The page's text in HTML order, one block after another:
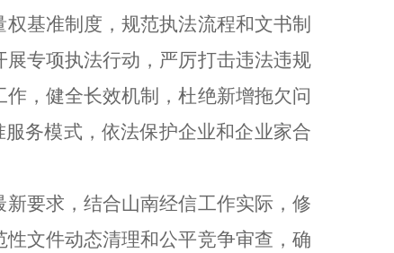
基准制度，规范执法流程和文书制
专项执法行动，严厉打击违法违规
，健全长效机制，杜绝新增拖欠问
务模式，依法保护企业和企业家合
要求，结合山南经信工作实际，修
文件动态清理和公平竞争审查，确